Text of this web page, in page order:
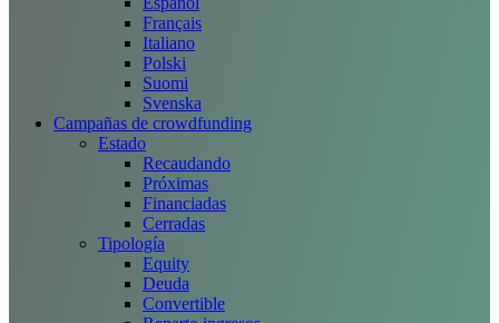
Français
Italiano
Polski
Suomi
Svenska
Campañas de crowdfunding
Estado
Recaudando
Próximas
Financiadas
Cerradas
Tipología
Equity
Deuda
Convertible